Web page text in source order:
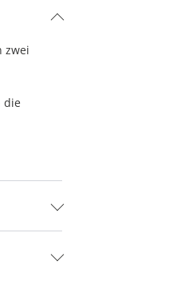
zwei
die